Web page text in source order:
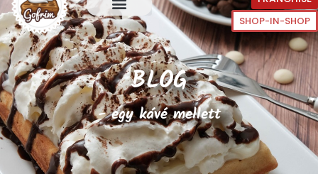
SHOP-IN-SHOP
BLOG
- egy kávé mellett